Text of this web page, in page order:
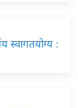
स्वागतयोग्य :